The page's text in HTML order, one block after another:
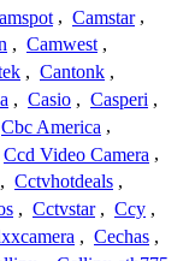
, Camstar ,
, Camwest ,
, Cantonk ,
, Casio , Casperi ,
Cbc America ,
Ccd Video Camera ,
, Cctvhotdeals ,
, Cctvstar , Ccy ,
, Cechas ,